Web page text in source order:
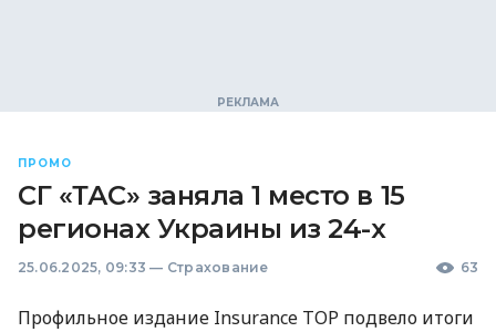
ПРОМО
СГ «ТАС» заняла 1 место в 15
регионах Украины из 24-х
25.06.2025, 09:33 — Страхование 63
Профильное издание Insurance TOP подвело итоги